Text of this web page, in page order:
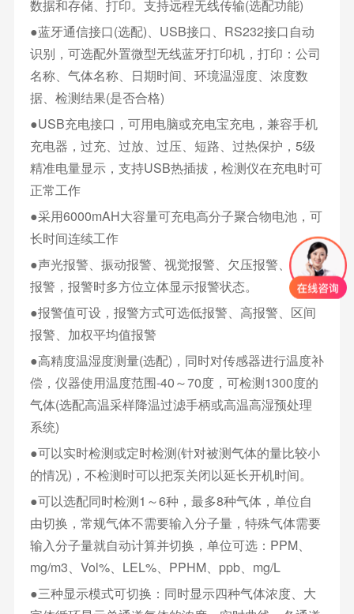
数据和存储、打印。支持远程无线传输(选配功能)
●蓝牙通信接口(选配)、USB接口、RS232接口自动
识别，可选配外置微型无线蓝牙打印机，打印：公司
名称、气体名称、日期时间、环境温湿度、浓度数
据、检测结果(是否合格)
●USB充电接口，可用电脑或充电宝充电，兼容手机
充电器，过充、过放、过压、短路、过热保护，5级
精准电量显示，支持USB热插拔，检测仪在充电时可
正常工作
●采用6000mAH大容量可充电高分子聚合物电池，可
长时间连续工作
●声光报警、振动报警、视觉报警、欠压报警、故障
报警，报警时多方位立体显示报警状态。
●报警值可设，报警方式可选低报警、高报警、区间
报警、加权平均值报警
●高精度温湿度测量(选配)，同时对传感器进行温度补
偿，仪器使用温度范围-40～70度，可检测1300度的
气体(选配高温采样降温过滤手柄或高温高湿预处理
系统)
●可以实时检测或定时检测(针对被测气体的量比较小
的情况)，不检测时可以把泵关闭以延长开机时间。
●可以选配同时检测1～6种，最多8种气体，单位自
由切换，常规气体不需要输入分子量，特殊气体需要
输入分子量就自动计算并切换，单位可选：PPM、
mg/m3、Vol%、LEL%、PPHM、ppb、mg/L
●三种显示模式可切换：同时显示四种气体浓度、大